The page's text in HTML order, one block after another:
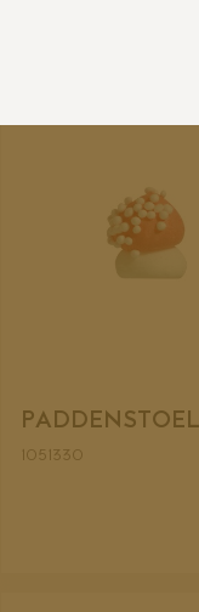
1051330